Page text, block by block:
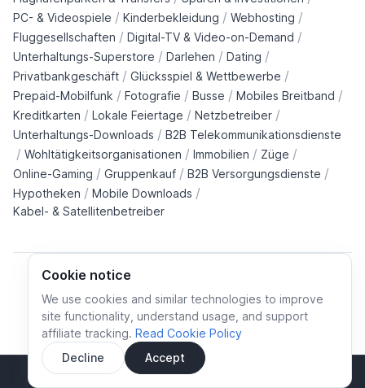
Cookie notice
We use cookies and similar technologies to improve
site functionality, understand usage, and support
affiliate tracking. Read Cookie Policy
Decline
Accept
Sidebar
PC- & Videospiele / Kinderbekleidung / Webhosting /
Fluggesellschaften / Digital-TV & Video-on-Demand /
Unterhaltungs-Superstore / Darlehen / Dating /
Privatbankgeschäft / Glücksspiel & Wettbewerbe /
Prepaid-Mobilfunk / Fotografie / Busse / Mobiles Breitband /
Kreditkarten / Lokale Feiertage / Netzbetreiber /
Unterhaltungs-Downloads / B2B Telekommunikationsdienste
/ Wohltätigkeitsorganisationen / Immobilien / Züge /
Online-Gaming / Gruppenkauf / B2B Versorgungsdienste /
Hypotheken / Mobile Downloads /
Kabel- & Satellitenbetreiber
Cookie policy Cookies preferences
Privacy policy
Terms and conditions
© All rights reserved.